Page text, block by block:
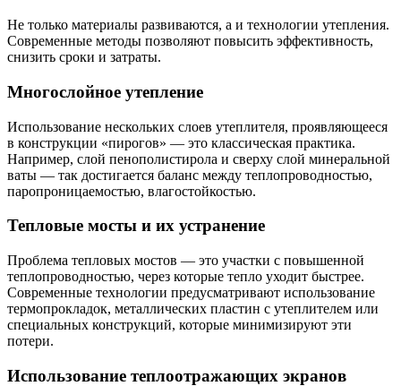
Не только материалы развиваются, а и технологии утепления.
Современные методы позволяют повысить эффективность,
снизить сроки и затраты.
Многослойное утепление
Использование нескольких слоев утеплителя, проявляющееся
в конструкции «пирогов» — это классическая практика.
Например, слой пенополистирола и сверху слой минеральной
ваты — так достигается баланс между теплопроводностью,
паропроницаемостью, влагостойкостью.
Тепловые мосты и их устранение
Проблема тепловых мостов — это участки с повышенной
теплопроводностью, через которые тепло уходит быстрее.
Современные технологии предусматривают использование
термопрокладок, металлических пластин с утеплителем или
специальных конструкций, которые минимизируют эти
потери.
Использование теплоотражающих экранов